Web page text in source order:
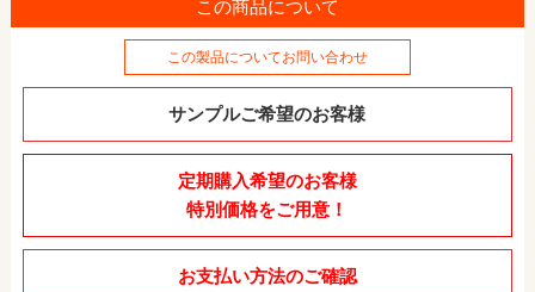
この商品について
この製品についてお問い合わせ
サンプルご希望のお客様
定期購入希望のお客様
特別価格をご用意！
お支払い方法のご確認